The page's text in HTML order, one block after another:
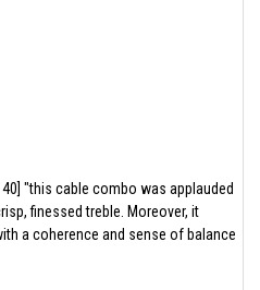
"this cable combo was applauded
finessed treble. Moreover, it
a coherence and sense of balance